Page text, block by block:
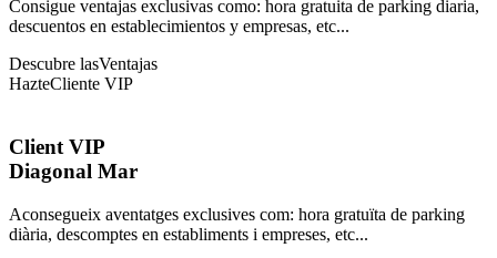
Consigue ventajas exclusivas como: hora gratuita de parking diaria,
descuentos en establecimientos y empresas, etc...
Descubre lasVentajas
HazteCliente VIP
Client VIP
Diagonal Mar
Aconsegueix aventatges exclusives com: hora gratuïta de parking
diària, descomptes en establiments i empreses, etc...